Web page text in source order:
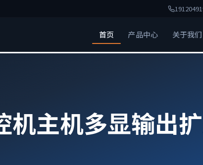
首页 产品中心 关于我们
主机多显输出